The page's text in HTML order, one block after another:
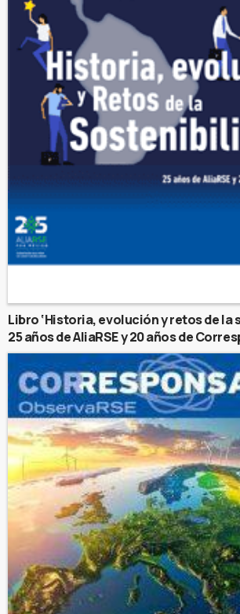
Libro ‘Historia, evolución y retos de la
25 años de AliaRSE y 20 años de